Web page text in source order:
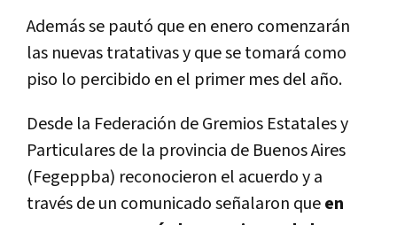
Además se pautó que en enero comenzarán
las nuevas tratativas y que se tomará como
piso lo percibido en el primer mes del año.
Desde la Federación de Gremios Estatales y
Particulares de la provincia de Buenos Aires
(Fegeppba) reconocieron el acuerdo y a
través de un comunicado señalaron queen